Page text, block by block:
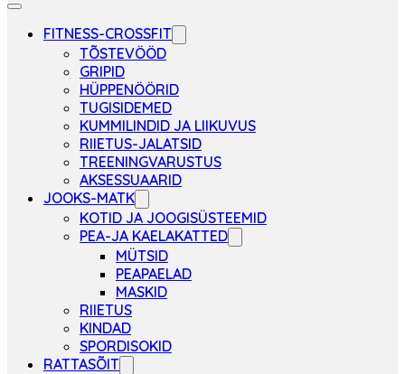
FITNESS-CROSSFIT
TÕSTEVÖÖD
GRIPID
HÜPPENÖÖRID
TUGISIDEMED
KUMMILINDID JA LIIKUVUS
RIIETUS-JALATSID
TREENINGVARUSTUS
AKSESSUAARID
JOOKS-MATK
KOTID JA JOOGISÜSTEEMID
PEA-JA KAELAKATTED
MÜTSID
PEAPAELAD
MASKID
RIIETUS
KINDAD
SPORDISOKID
RATTASÕIT